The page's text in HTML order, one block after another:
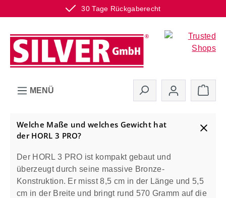
30 Tage Rückgaberecht
Zum Hauptinhalt springen
MENÜ
Welche Maße und welches Gewicht hat
der HORL 3 PRO?
Der HORL 3 PRO ist kompakt gebaut und
überzeugt durch seine massive Bronze-
Konstruktion. Er misst 8,5 cm in der Länge und 5,5
cm in der Breite und bringt rund 570 Gramm auf die